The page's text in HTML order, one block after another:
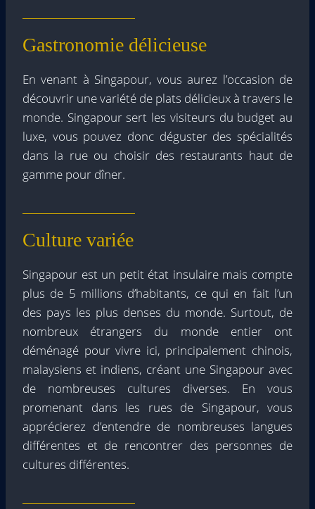
Gastronomie délicieuse
En venant à Singapour, vous aurez l’occasion de
découvrir une variété de plats délicieux à travers le
monde. Singapour sert les visiteurs du budget au
luxe, vous pouvez donc déguster des spécialités
dans la rue ou choisir des restaurants haut de
gamme pour dîner.
Culture variée
Singapour est un petit état insulaire mais compte
plus de 5 millions d’habitants, ce qui en fait l’un
des pays les plus denses du monde. Surtout, de
nombreux étrangers du monde entier ont
déménagé pour vivre ici, principalement chinois,
malaysiens et indiens, créant une Singapour avec
de nombreuses cultures diverses. En vous
promenant dans les rues de Singapour, vous
apprécierez d’entendre de nombreuses langues
différentes et de rencontrer des personnes de
cultures différentes.